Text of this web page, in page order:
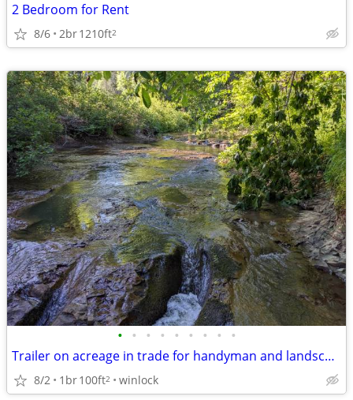
2 Bedroom for Rent
8/6 2br1210ft2
• • • • • • • • •
Trailer on acreage in trade for handyman and landscape work
8/2 1br100ft2 winlock